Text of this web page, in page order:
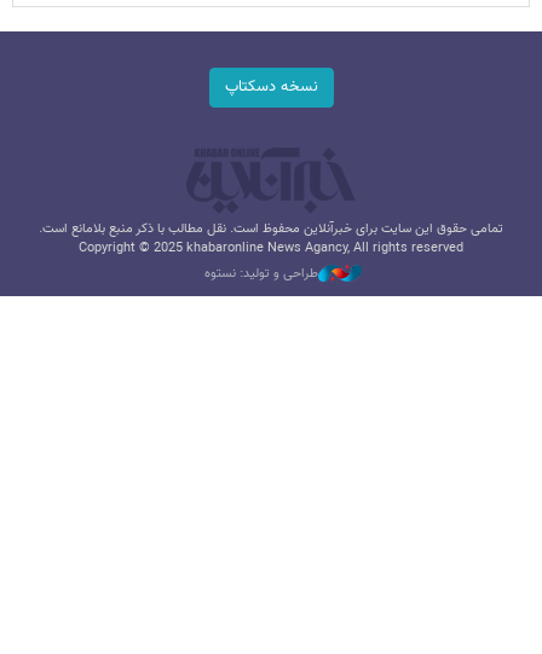
نسخه دسکتاپ
تمامی حقوق این سایت برای خبرآنلاین محفوظ است. نقل مطالب با ذکر منبع بلامانع است.
Copyright © 2025 khabaronline News Agancy, All rights reserved
طراحی و تولید: نستوه